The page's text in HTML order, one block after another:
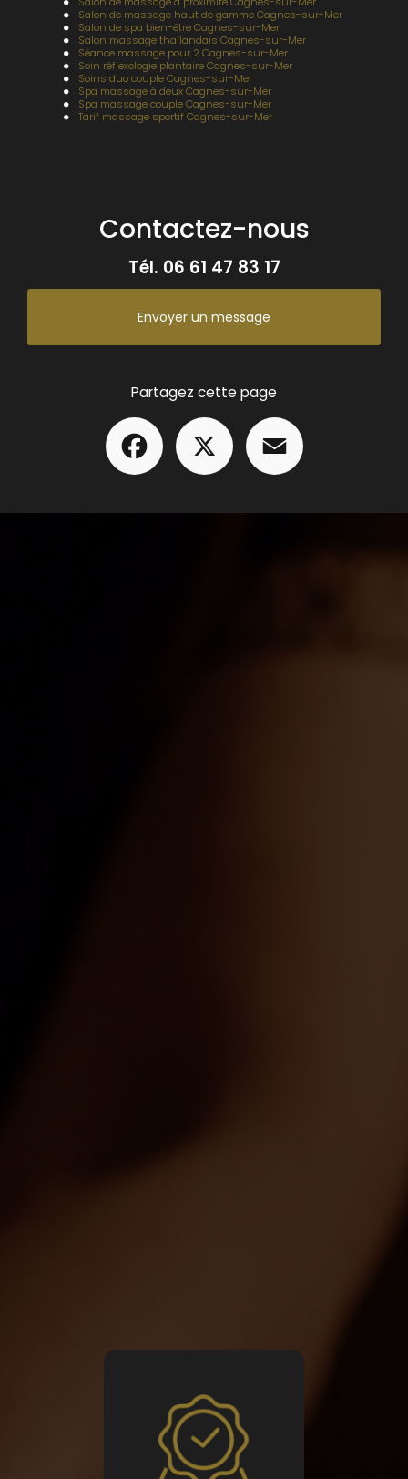
Salon de massage haut de gamme Cagnes-sur-Mer
Salon de spa bien-être Cagnes-sur-Mer
Salon massage thaïlandais Cagnes-sur-Mer
Séance massage pour 2 Cagnes-sur-Mer
Soin réflexologie plantaire Cagnes-sur-Mer
Soins duo couple Cagnes-sur-Mer
Spa massage à deux Cagnes-sur-Mer
Spa massage couple Cagnes-sur-Mer
Tarif massage sportif Cagnes-sur-Mer
Contactez-nous
Tél. 06 61 47 83 17
Envoyer un message
Partagez cette page
Facebook